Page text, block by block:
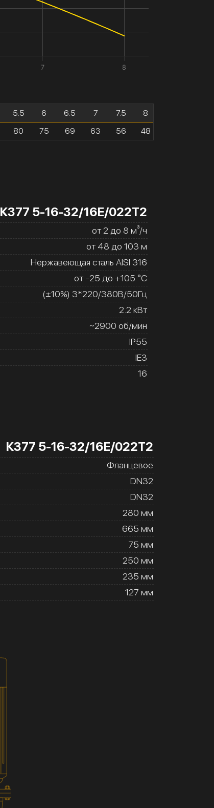
7 8
5.5
80
6
75
6.5
69
7
63
7.5
56
8
48
К377 5-16-32/16Е/022Т2
от 2 до 8 м³/ч
от 48 до 103 м
Нержавеющая сталь AISI 316
от -25 до +105 °C
(±10%) 3*220/380В/50Гц
2.2 кВт
~2900 об/мин
IP55
IE3
16
К377 5-16-32/16Е/022Т2
Фланцевое
DN32
DN32
280 мм
665 мм
75 мм
250 мм
235 мм
127 мм